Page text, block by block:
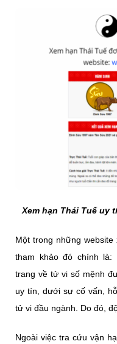
Xem hạn Thái Tuế uy
Một trong những
tham khảo đó chính là:
trang về tử vi số mệnh
uy tín, dưới sự cố vấn,
tử vi đầu ngành. Do đó,
Ngoài việc tra cứu vận